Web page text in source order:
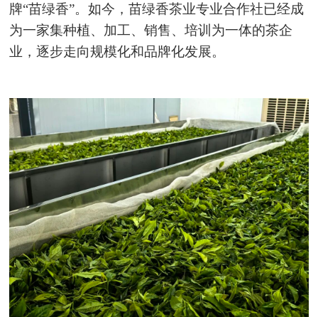
牌“苗绿香”。如今，苗绿香茶业专业合作社已经成
为一家集种植、加工、销售、培训为一体的茶企
业，逐步走向规模化和品牌化发展。